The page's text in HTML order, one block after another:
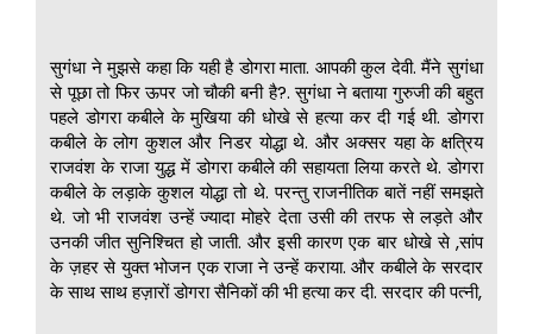
सुगंधा ने मुझसे कहा कि यही है डोगरा माता. आपकी कुल देवी. मैंने सुगंधा
से पूछा तो फिर ऊपर जो चौकी बनी है?. सुगंधा ने बताया गुरुजी की बहुत
पहले डोगरा कबीले के मुखिया की धोखे से हत्या कर दी गई थी. डोगरा
कबीले के लोग कुशल और निडर योद्धा थे. और अक्सर यहा के क्षत्रिय
राजवंश के राजा युद्ध में डोगरा कबीले की सहायता लिया करते थे. डोगरा
कबीले के लड़ाके कुशल योद्धा तो थे. परन्तु राजनीतिक बातें नहीं समझते
थे. जो भी राजवंश उन्हें ज्यादा मोहरे देता उसी की तरफ से लड़ते और
उनकी जीत सुनिश्चित हो जाती. और इसी कारण एक बार धोखे से ,सांप
के ज़हर से युक्त भोजन एक राजा ने उन्हें कराया. और कबीले के सरदार
के साथ साथ हज़ारों डोगरा सैनिकों की भी हत्या कर दी. सरदार की पत्नी,